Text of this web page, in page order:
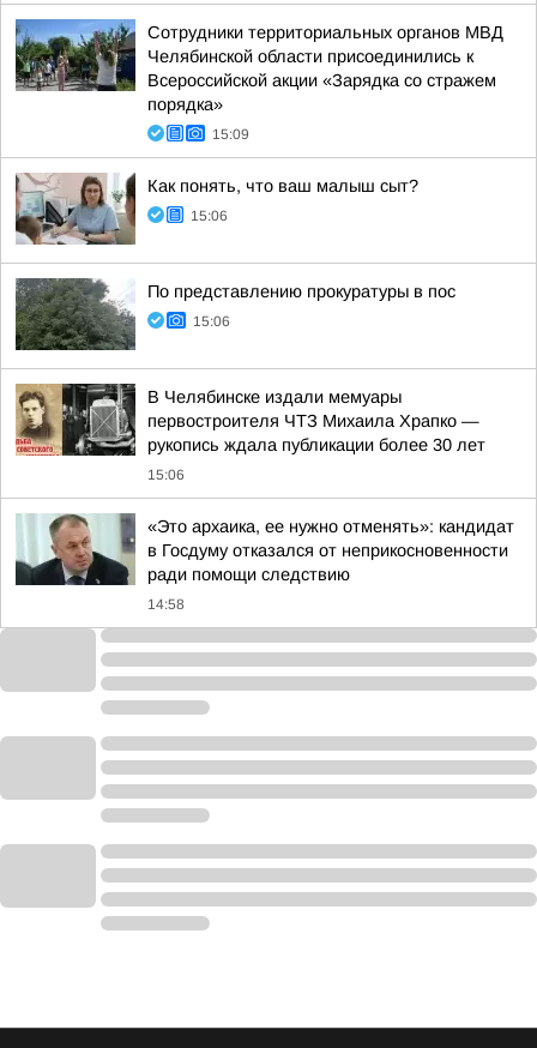
Сотрудники территориальных органов МВД
Челябинской области присоединились к
Всероссийской акции «Зарядка со стражем
порядка»
15:09
Как понять, что ваш малыш сыт?
15:06
По представлению прокуратуры в пос
15:06
В Челябинске издали мемуары
первостроителя ЧТЗ Михаила Храпко —
рукопись ждала публикации более 30 лет
15:06
«Это архаика, ее нужно отменять»: кандидат
в Госдуму отказался от неприкосновенности
ради помощи следствию
14:58